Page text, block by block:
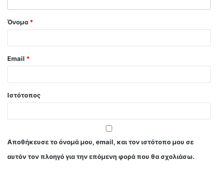
Όνομα *
Email *
Ιστότοπος
Αποθήκευσε το όνομά μου, email, και τον ιστότοπο μου σε
αυτόν τον πλοηγό για την επόμενη φορά που θα σχολιάσω.